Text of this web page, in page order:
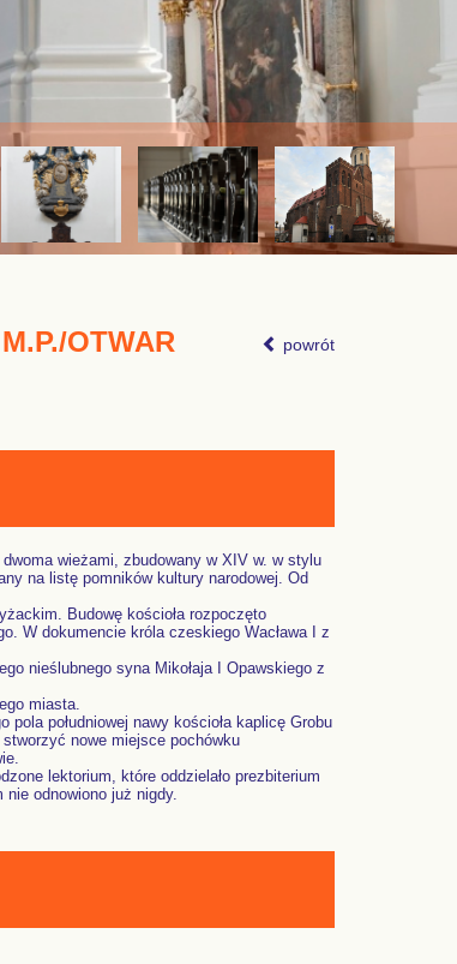
OTWAR powrót
wieżami, zbudowany w XIV w. w stylu
na listę pomników kultury narodowej. Od
Budowę kościoła rozpoczęto
W dokumencie króla czeskiego Wacława I z
nieślubnego syna Mikołaja I Opawskiego z
miasta.
południowej nawy kościoła kaplicę Grobu
nowe miejsce pochówku
lektorium, które oddzielało prezbiterium
odnowiono już nigdy.